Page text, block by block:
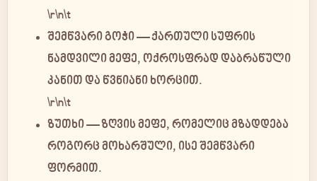
\r\n\t
შემწვარი გოჭი— ქართული სუფრის
ნამდვილი მეფე, ოქროსფრად დაბრაწული
კანით და წვნიანი ხორცით.
\r\n\t
ზუთხი— ზღვის მეფე, რომელიც მზადდება
როგორც მოხარშული, ისე შემწვარი
ფორმით.